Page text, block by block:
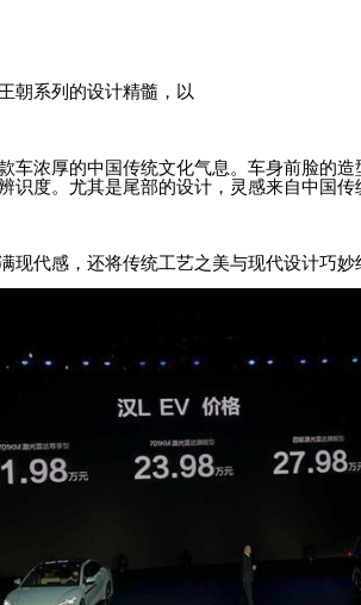
朝系列的设计精髓，以
车浓厚的中国传统文化气息。车身前脸的
识度。尤其是尾部的设计，灵感来自中国
现代感，还将传统工艺之美与现代设计巧妙